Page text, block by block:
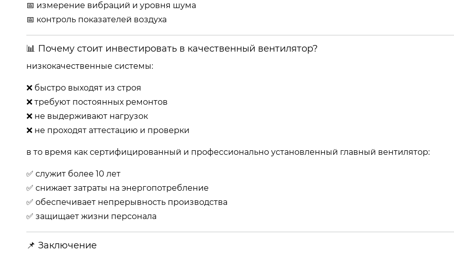
📅 измерение вибраций и уровня шума
📅 контроль показателей воздуха
📊 Почему стоит инвестировать в качественный вентилятор?
низкокачественные системы:
❌ быстро выходят из строя
❌ требуют постоянных ремонтов
❌ не выдерживают нагрузок
❌ не проходят аттестацию и проверки
в то время как сертифицированный и профессионально установленный главный вентилятор:
✅ служит более 10 лет
✅ снижает затраты на энергопотребление
✅ обеспечивает непрерывность производства
✅ защищает жизни персонала
📌 Заключение